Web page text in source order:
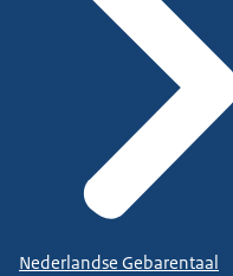
Nederlandse Gebarentaal